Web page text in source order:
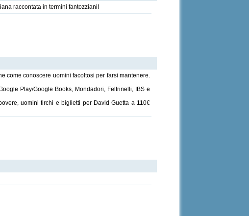
raccontata in termini fantozziani!
come conoscere uomini facoltosi per farsi mantenere.
Play/Google Books, Mondadori, Feltrinelli, IBS e
uomini tirchi e biglietti per David Guetta a 110€